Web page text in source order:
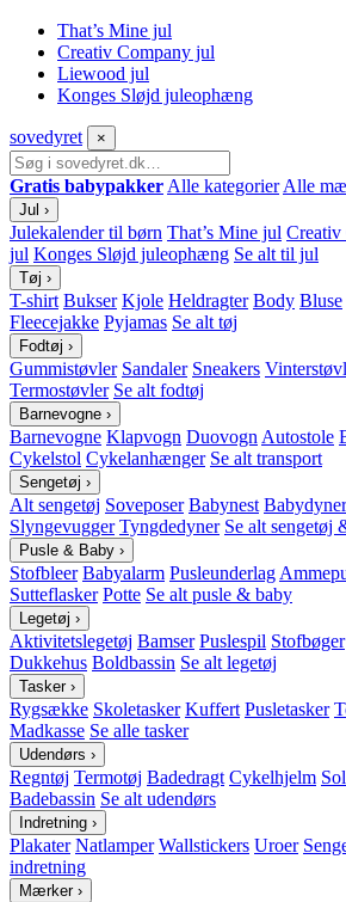
That’s Mine jul
Creativ Company jul
Liewood jul
Konges Sløjd juleophæng
sovedyret ×
Gratis babypakker Alle kategorier Alle
Jul ›
Julekalender til børn That’s Mine jul Creativ
jul Konges Sløjd juleophæng Se alt til jul
Tøj ›
T-shirt Bukser Kjole Heldragter Body Bluse
Fleecejakke Pyjamas Se alt tøj
Fodtøj ›
Gummistøvler Sandaler Sneakers
Termostøvler Se alt fodtøj
Barnevogne ›
Barnevogne Klapvogn Duovogn Autostole
Cykelstol Cykelanhænger Se alt transport
Sengetøj ›
Alt sengetøj Soveposer Babynest Babydyner
Slyngevugger Tyngdedyner Se alt sengetøj
Pusle & Baby ›
Stofbleer Babyalarm Pusleunderlag
Sutteflasker Potte Se alt pusle & baby
Legetøj ›
Aktivitetslegetøj Bamser Puslespil Stofbøger
Dukkehus Boldbassin Se alt legetøj
Tasker ›
Rygsække Skoletasker Kuffert Pusletasker
Madkasse Se alle tasker
Udendørs ›
Regntøj Termotøj Badedragt Cykelhjelm
Badebassin Se alt udendørs
Indretning ›
Plakater Natlamper Wallstickers Uroer
indretning
Mærker ›